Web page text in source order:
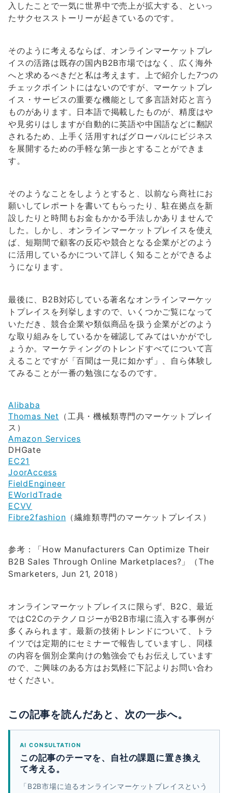
入したことで一気に世界中で売上が拡大する、といっ
たサクセスストーリーが起きているのです。
そのように考えるならば、オンラインマーケットプレ
イスの活路は既存の国内B2B市場ではなく、広く海外
へと求めるべきだと私は考えます。上で紹介した7つの
チェックポイントにはないのですが、マーケットプレ
イス・サービスの重要な機能として多言語対応と言う
ものがあります。日本語で掲載したものが、精度はや
や見劣りはしますが自動的に英語や中国語などに翻訳
されるため、上手く活用すればグローバルにビジネス
を展開するための手軽な第一歩とすることができま
す。
そのようなことをしようとすると、以前なら商社にお
願いしてレポートを書いてもらったり、駐在拠点を新
設したりと時間もお金もかかる手法しかありませんで
した。しかし、オンラインマーケットプレイスを使え
ば、短期間で顧客の反応や競合となる企業がどのよう
に活用しているかについて詳しく知ることができるよ
うになります。
最後に、B2B対応している著名なオンラインマーケッ
トプレイスを列挙しますので、いくつかご覧になって
いただき、競合企業や類似商品を扱う企業がどのよう
な取り組みをしているかを確認してみてはいかがでし
ょうか。マーケティングのトレンドすべてについて言
えることですが「百聞は一見に如かず」、自ら体験し
てみることが一番の勉強になるのです。
Alibaba
Thomas Net （工具・機械類専門のマーケットプレイ
ス）
Amazon Services
DHGate
EC21
JoorAccess
FieldEngineer
EWorldTrade
ECVV
Fibre2fashion （繊維類専門のマーケットプレイス）
参考：「How Manufacturers Can Optimize Their
B2B Sales Through Online Marketplaces?」（The
Smarketers, Jun 21, 2018）
オンラインマーケットプレイスに限らず、B2C、最近
ではC2CのテクノロジーがB2B市場に流入する事例が
多くみられます。最新の技術トレンドについて、トラ
イツでは定期的にセミナーで報告していますし、同様
の内容を個別企業向けの勉強会でもお伝えしています
ので、ご興味のある方はお気軽に下記よりお問い合わ
せください。
この記事を読んだあと、次の一歩へ。
AI CONSULTATION
この記事のテーマを、自社の課題に置き換え
て考える。
「B2B市場に迫るオンラインマーケットプレイスという